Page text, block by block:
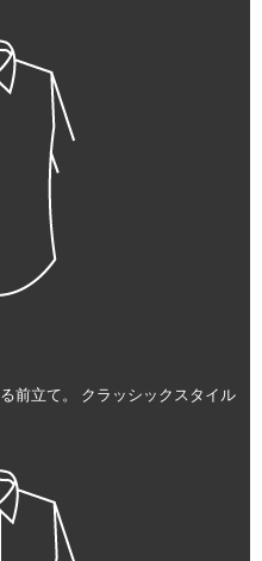
前立て。 クラッシックスタイル